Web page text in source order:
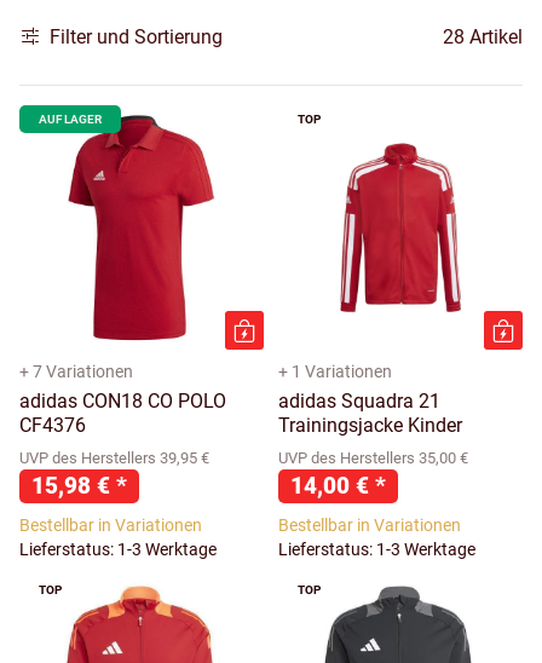
Filter und Sortierung 28 Artikel
AUF LAGER
+ 7 Variationen
adidas CON18 CO POLO
CF4376
UVP des Herstellers 39,95 €
15,98 € *
Bestellbar in Variationen
Lieferstatus: 1-3 Werktage
TOP
+ 1 Variationen
adidas Squadra 21
Trainingsjacke Kinder
UVP des Herstellers 35,00 €
14,00 € *
Bestellbar in Variationen
Lieferstatus: 1-3 Werktage
TOP TOP